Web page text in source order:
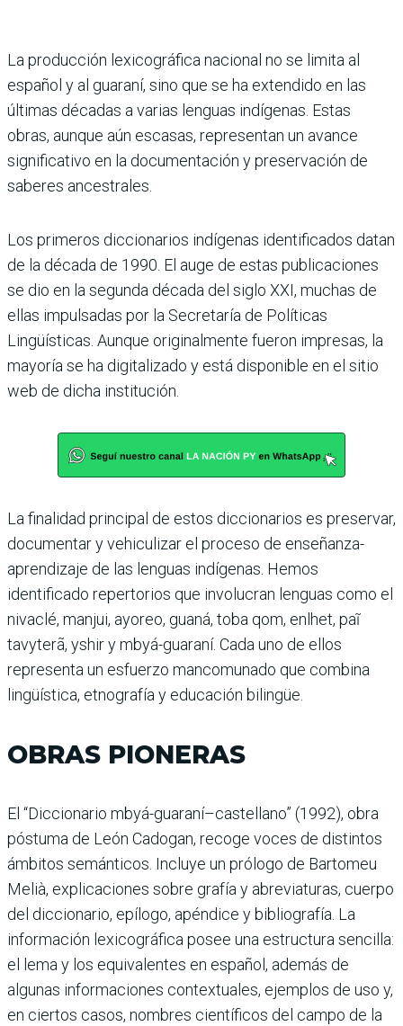
La producción lexicográfica nacional no se limita al
español y al guaraní, sino que se ha extendido en las
últimas décadas a varias lenguas indígenas. Estas
obras, aunque aún escasas, representan un avance
significativo en la documentación y preservación de
saberes ancestrales.
Los primeros diccionarios indígenas identificados datan
de la década de 1990. El auge de estas publicaciones
se dio en la segunda década del siglo XXI, muchas de
ellas impulsadas por la Secretaría de Políticas
Lingüísticas. Aunque originalmente fueron impresas, la
mayoría se ha digitalizado y está disponible en el sitio
web de dicha institución.
La finalidad principal de estos diccionarios es preservar,
documentar y vehiculizar el proceso de enseñanza-
aprendizaje de las lenguas indígenas. Hemos
identificado repertorios que involucran lenguas como el
nivaclé, manjui, ayoreo, guaná, toba qom, enlhet, paĩ
tavyterã, yshir y mbyá-guaraní. Cada uno de ellos
representa un esfuerzo mancomunado que combina
lingüística, etnografía y educación bilingüe.
OBRAS PIONERAS
El “Diccionario mbyá-guaraní–castellano” (1992), obra
póstuma de León Cadogan, recoge voces de distintos
ámbitos semánticos. Incluye un prólogo de Bartomeu
Melià, explicaciones sobre grafía y abreviaturas, cuerpo
del diccionario, epílogo, apéndice y bibliografía. La
información lexicográfica posee una estructura sencilla:
el lema y los equivalentes en español, además de
algunas informaciones contextuales, ejemplos de uso y,
en ciertos casos, nombres científicos del campo de la